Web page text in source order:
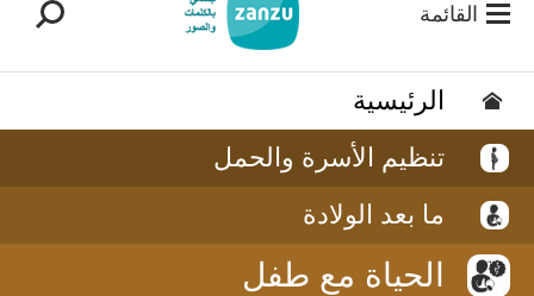
القائمة
الرئيسية
تنظيم الأسرة والحمل
ما بعد الولادة
الحياة مع طفل